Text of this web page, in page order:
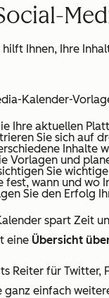
Ihnen, Ihre
Kalender-
Ihre aktuellen
Sie sich auf
Inhalte
Vorlagen und
Sie
fest, wann und
Sie den Erfolg
spart Zeit
eine Übersicht
Reiter für Twitter,
ganz einfach